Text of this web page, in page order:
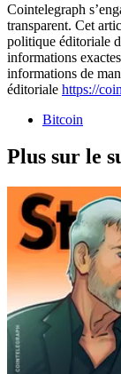
Cointelegraph
transparent. Cet
politique éditoriale
informations
informations de
éditoriale https://
Bitcoin
Plus sur le